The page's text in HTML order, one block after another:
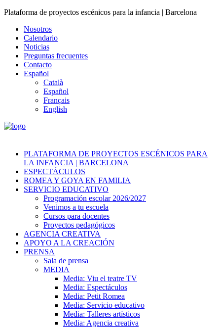
Plataforma de proyectos escénicos para la infancia | Barcelona
Nosotros
Calendario
Noticias
Preguntas frecuentes
Contacto
Español
Català
Español
Français
English
PLATAFORMA DE PROYECTOS ESCÉNICOS PARA
LA INFANCIA | BARCELONA
ESPECTÁCULOS
ROMEA Y GOYA EN FAMILIA
SERVICIO EDUCATIVO
Programación escolar 2026/2027
Venimos a tu escuela
Cursos para docentes
Proyectos pedagógicos
AGENCIA CREATIVA
APOYO A LA CREACIÓN
PRENSA
Sala de prensa
MEDIA
Media: Viu el teatre TV
Media: Espectáculos
Media: Petit Romea
Media: Servicio educativo
Media: Talleres artísticos
Media: Agencia creativa